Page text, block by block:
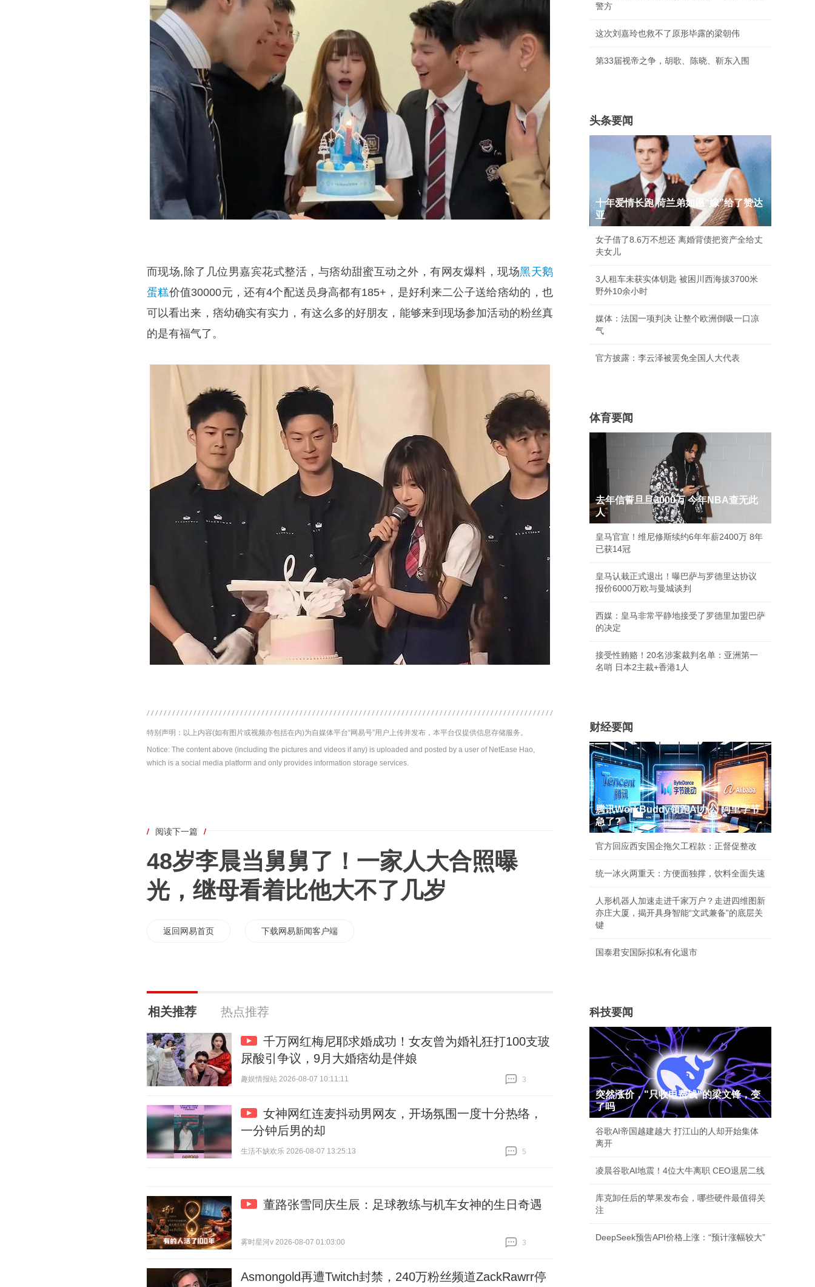
而现场,除了几位男嘉宾花式整活，与痞幼甜蜜互动之外，有网友爆料，现场黑天鹅
蛋糕价值30000元，还有4个配送员身高都有185+，是好利来二公子送给痞幼的，也
可以看出来，痞幼确实有实力，有这么多的好朋友，能够来到现场参加活动的粉丝真
的是有福气了。
特别声明：以上内容(如有图片或视频亦包括在内)为自媒体平台“网易号”用户上传并发布，本平台仅提供信息存储服务。
Notice: The content above (including the pictures and videos if any) is uploaded and posted by a user of NetEase Hao,
which is a social media platform and only provides information storage services.
/ 阅读下一篇 /
48岁李晨当舅舅了！一家人大合照曝
光，继母看着比他大不了几岁
返回网易首页 下载网易新闻客户端
相关推荐 热点推荐
千万网红梅尼耶求婚成功！女友曾为婚礼狂打100支玻
尿酸引争议，9月大婚痞幼是伴娘
趣娱情报站 2026-08-07 10:11:11
3
女神网红连麦抖动男网友，开场氛围一度十分热络，
一分钟后男的却
生活不缺欢乐 2026-08-07 13:25:13
5
董路张雪同庆生辰：足球教练与机车女神的生日奇遇
雾时星河v 2026-08-07 01:03:00
3
Asmongold再遭Twitch封禁，240万粉丝频道ZackRawrr停
警方
这次刘嘉玲也救不了原形毕露的梁朝伟
第33届视帝之争，胡歌、陈晓、靳东入围
头条要闻
十年爱情长跑 荷兰弟如愿“嫁”给了赞达
亚
女子借了8.6万不想还 离婚背债把资产全给丈
夫女儿
3人租车未获实体钥匙 被困川西海拔3700米
野外10余小时
媒体：法国一项判决 让整个欧洲倒吸一口凉
气
官方披露：李云泽被罢免全国人大代表
体育要闻
去年信誓旦旦3000万 今年NBA查无此
人
皇马官宣！维尼修斯续约6年年薪2400万 8年
已获14冠
皇马认栽正式退出！曝巴萨与罗德里达协议
报价6000万欧与曼城谈判
西媒：皇马非常平静地接受了罗德里加盟巴萨
的决定
接受性贿赂！20名涉案裁判名单：亚洲第一
名哨 日本2主裁+香港1人
财经要闻
腾讯WorkBuddy领跑AI办公 阿里字节
急了?
官方回应西安国企拖欠工程款：正督促整改
统一冰火两重天：方便面独撑，饮料全面失速
人形机器人加速走进千家万户？走进四维图新
亦庄大厦，揭开具身智能“文武兼备”的底层关
键
国泰君安国际拟私有化退市
科技要闻
突然涨价，"只收电费钱"的梁文锋，变
了吗
谷歌AI帝国越建越大 打江山的人却开始集体
离开
凌晨谷歌AI地震！4位大牛离职 CEO退居二线
库克卸任后的苹果发布会，哪些硬件最值得关
注
DeepSeek预告API价格上涨：“预计涨幅较大”